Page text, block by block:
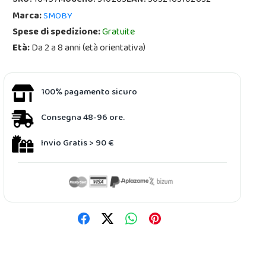
Marca:SMOBY
Spese di spedizione:Gratuite
Età:Da 2 a 8 anni (età orientativa)
100% pagamento sicuro
Consegna 48-96 ore.
Invio Gratis > 90 €